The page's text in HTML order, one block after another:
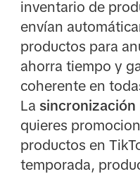
inventario de
envían
productos para
ahorra tiempo y
coherente en
La sincronización
quieres
productos en
temporada,